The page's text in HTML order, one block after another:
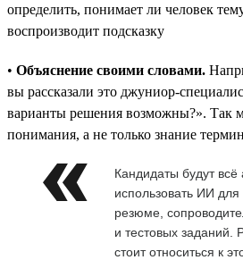
определить, понимает ли человек
воспроизводит подсказку
• Объяснение своими словами.
вы рассказали это джуниор-
варианты решения возможны?». Так
понимания, а не только знание
Кандидаты будут всё
использовать ИИ для
резюме,
и тестовых заданий.
стоит относиться к